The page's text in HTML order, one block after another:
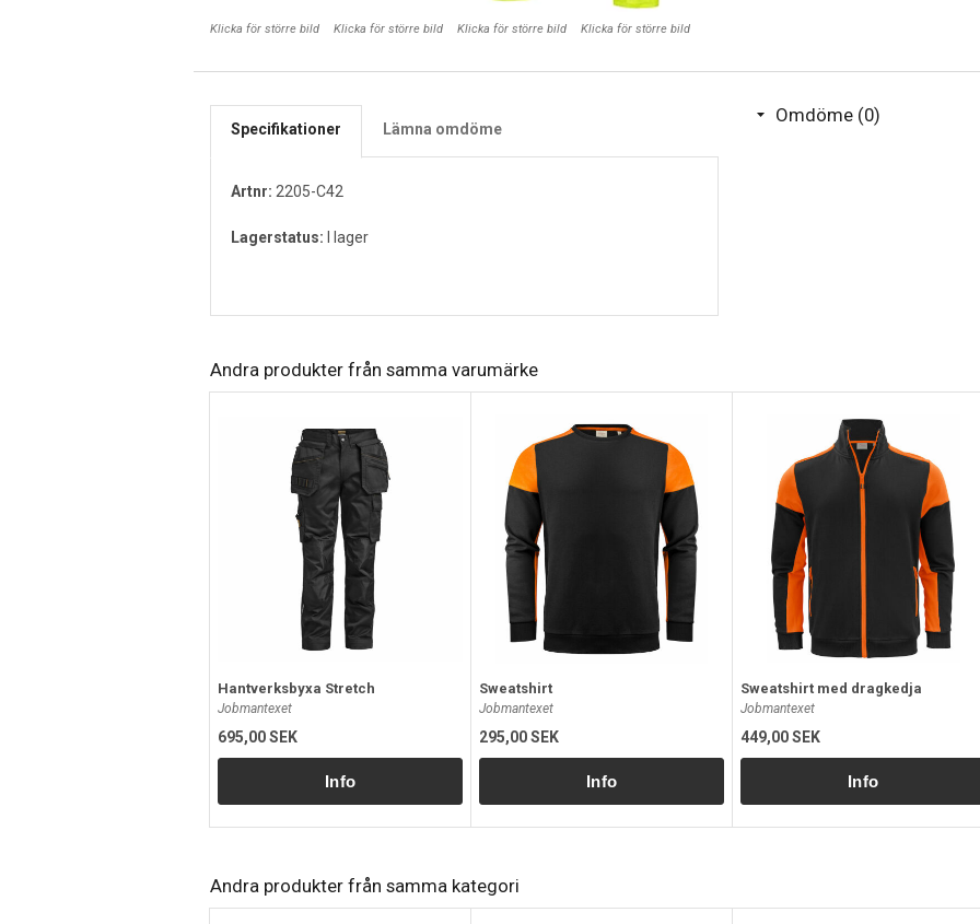
Klicka för större bild Klicka för större bild Klicka för större bild Klicka för större bild
Storlekar: C42-C64
Specifikationer Lämna omdöme
Artnr: 2205-C42
Lagerstatus: I lager
Omdöme (0)
Andra produkter från samma varumärke
Hantverksbyxa Stretch
Jobmantexet
695,00 SEK
Sweatshirt
Jobmantexet
295,00 SEK
Sweatshirt med dragkedja
Jobmantexet
449,00 SEK
Andra produkter från samma kategori